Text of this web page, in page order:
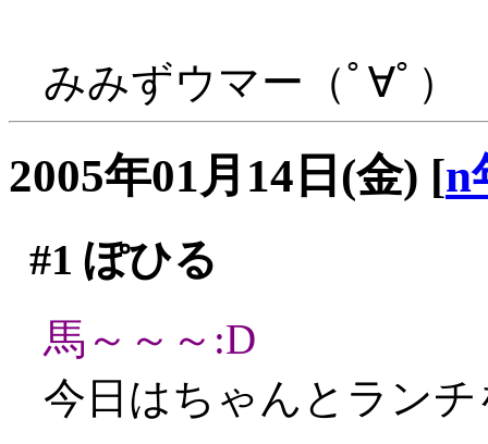
みみずウマー（ﾟ∀ﾟ）
2005年01月14日(金) [n
#1 ぽひる
馬～～～:D
今日はちゃんとラン